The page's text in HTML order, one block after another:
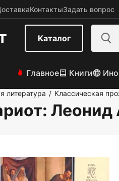
КонтактыЗадать вопрос
Каталог
Главное Книги
литература / Классическая
: Леонид